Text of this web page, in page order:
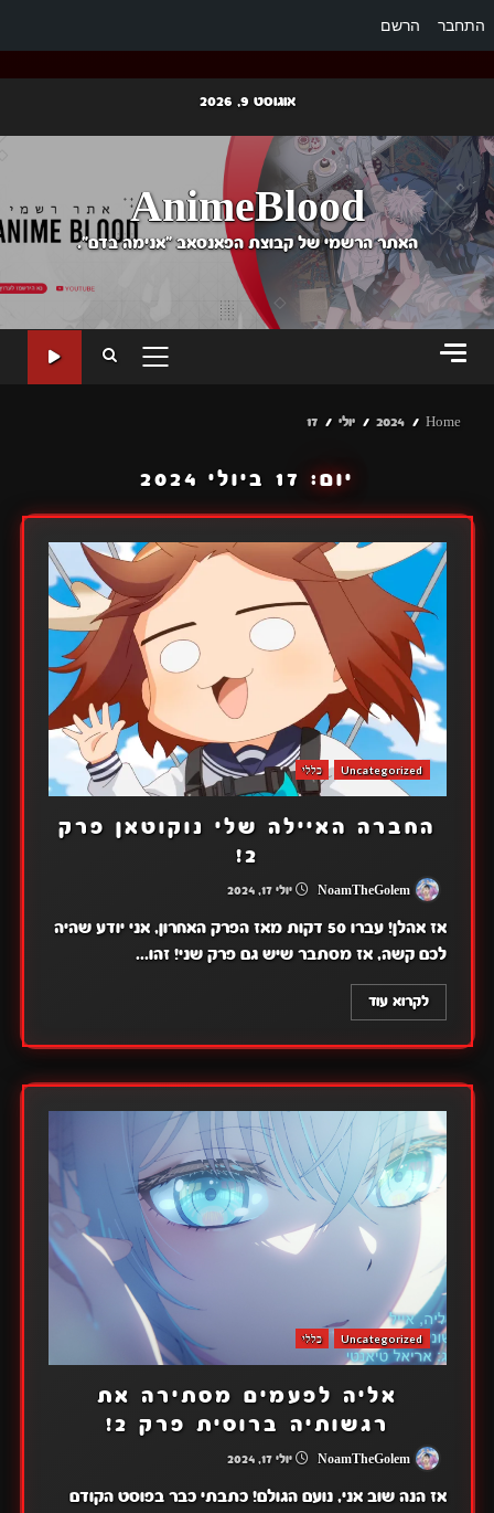
התחבר הרשם
content
אוגוסט 9, 2026
AnimeBlood
האתר הרשמי של קבוצת הפאנסאב "אנימה בדם".
PRIMARY
Home
2024 יולי 17
יום: 17 ביולי 2024
Uncategorized כללי
החברה האיילה שלי נוקוטאן פרק
2!
NoamTheGolem יולי 17, 2024
אז אהלן! עברו 50 דקות מאז הפרק האחרון, אני יודע שהיה
לכם קשה, אז מסתבר שיש גם פרק שני! זהו...
לקרוא עוד
Uncategorized כללי
אליה לפעמים מסתירה את
רגשותיה ברוסית פרק 2!
NoamTheGolem יולי 17, 2024
אז הנה שוב אני, נועם הגולם! כתבתי כבר בפוסט הקודם